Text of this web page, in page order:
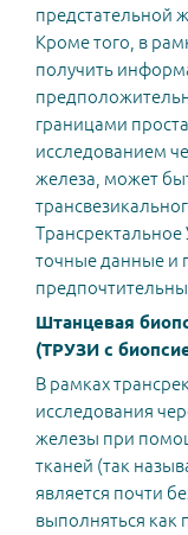
предстательной
Кроме того, в
получить
границами
исследованием
железа, может
точные данные и
Штанцевая
(ТРУЗИ с
В рамках
исследования
железы при
тканей (так
является почти
выполняться как